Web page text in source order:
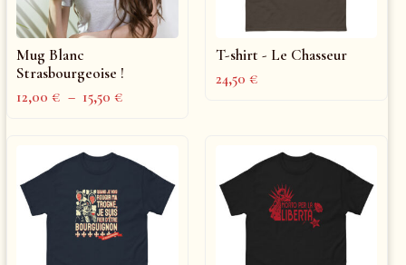
Mug Blanc
Strasbourgeoise !
12,00€ – 15,50€
T-shirt - Le Chasseur
24,50€